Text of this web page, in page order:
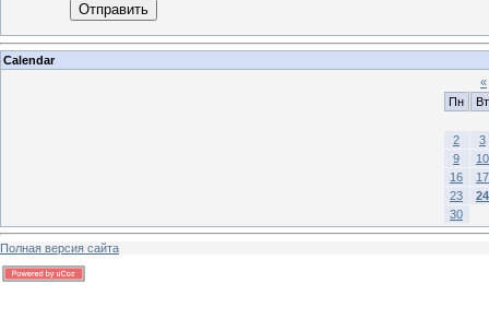
Отправить
Calendar
«
Пн
Вт
2
3
9
10
16
17
23
24
30
Полная версия сайта